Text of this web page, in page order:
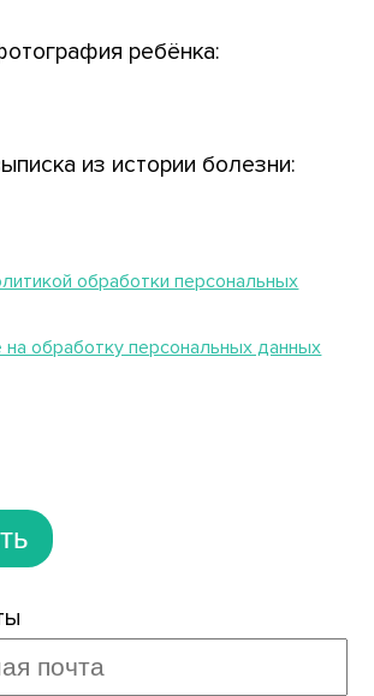
ребёнка:
из истории болезни:
обработки персональных
на обработку персональных данных